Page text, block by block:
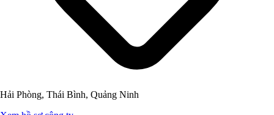
Hải Phòng, Thái Bình, Quảng Ninh